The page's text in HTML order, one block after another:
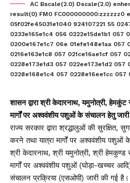
AC Bscale(2.0) Dscale(2.0)
result(0) FM0 FC000000000:zzzzzz0
05f02fe45031e1040 924107221 55
0233e165e1c4 056 0222e15de1b1 057
0200e167e1c7 06e 01efe148e1aa 057
0216e163e1c8 057 021ce16ae1cf 057
0228e173e1d3 057 022ee173e1d2 057
0228e168e1c4 057 0228e16ee1cc 057
शासन द्वारा श्री केदारनाथ, यमुनोत्री,
मार्गों पर अश्ववंशीय पशुओं के संचालन हेतु
राज्य सरकार द्वारा श्रद्धालुओं की सुरक्षित,
करने तथा यात्रा मार्गों पर अश्ववंशीय पशुओं
श्री केदारनाथ, श्री यमुनोत्री, श्री हेमकुण्ड
मार्गों पर अश्ववंशीय पशुओं (घोड़ा-खच्चर
संचालन प्रक्रिया (एसओपी) जारी की गई